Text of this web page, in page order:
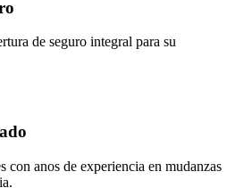
de seguro integral para su
con anos de experiencia en mudanzas